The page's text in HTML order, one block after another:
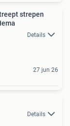
strepen
Details
27 jun 26
Details